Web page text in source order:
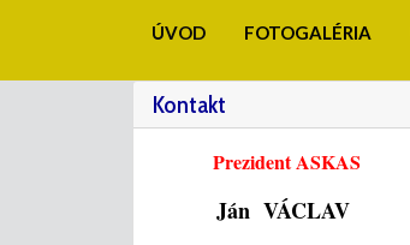
ÚVOD FOTOGALÉRIA
Kontakt
Prezident ASKAS
Ján VÁCLAV